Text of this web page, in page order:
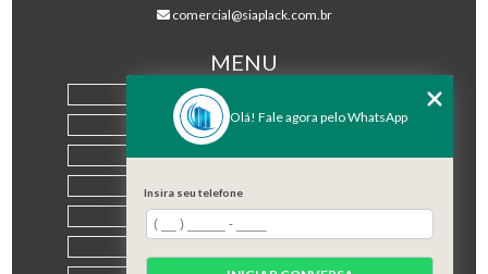
comercial@siaplack.com.br
MENU
EMPRESA
PRODUTOS
CONTATO
Olá! Fale agora pelo WhatsApp
Insira seu telefone